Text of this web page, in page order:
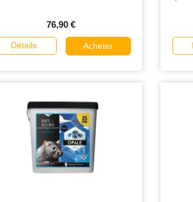
76,90 €
Détails Acheter